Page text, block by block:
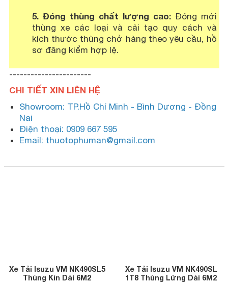
5. Đóng thùng chất lượng cao:Đóng mới
thùng xe các loại và cải tạo quy cách và
kích thước thùng chở hàng theo yêu cầu, hồ
sơ đăng kiểm hợp lệ.
-----------------------
CHI TIẾT XIN LIÊN HỆ
Showroom: TP.Hồ Chí Minh - Bình Dương - Đồng
Nai
Điện thoại: 0909 667 595
Email: thuotophuman@gmail.com
Xe Tải Isuzu VM NK490SL5
Thùng Kín Dài 6M2
Xe Tải Isuzu VM NK490SL
1T8 Thùng Lửng Dài 6M2